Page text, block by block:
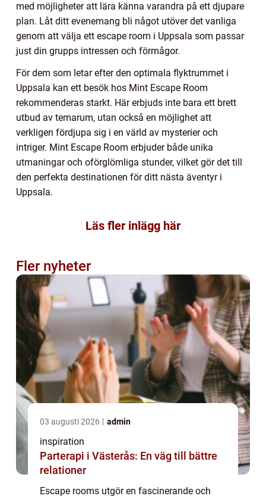
med möjligheter att lära känna varandra på ett djupare
plan. Låt ditt evenemang bli något utöver det vanliga
genom att välja ett escape room i Uppsala som passar
just din grupps intressen och förmågor.
För dem som letar efter den optimala flyktrummet i
Uppsala kan ett besök hos Mint Escape Room
rekommenderas starkt. Här erbjuds inte bara ett brett
utbud av temarum, utan också en möjlighet att
verkligen fördjupa sig i en värld av mysterier och
intriger. Mint Escape Room erbjuder både unika
utmaningar och oförglömliga stunder, vilket gör det till
den perfekta destinationen för ditt nästa äventyr i
Uppsala.
Läs fler inlägg här
Fler nyheter
03 augusti 2026 admin
inspiration
Parterapi i Västerås: En väg till bättre
relationer
Escape rooms utgör en fascinerande och